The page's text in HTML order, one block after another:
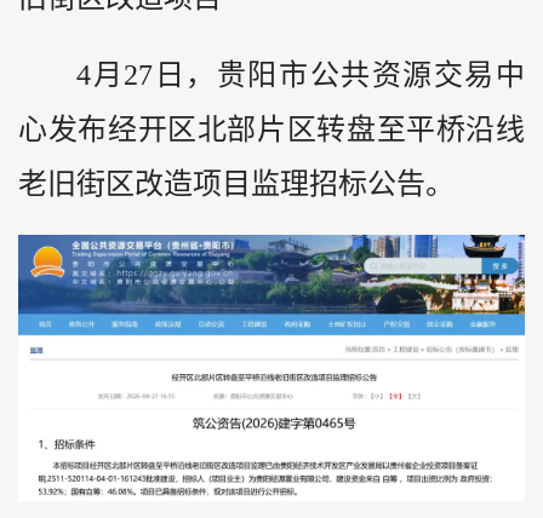
4月27日，贵阳市公共资源交易中
心发布经开区北部片区转盘至平桥沿线
老旧街区改造项目监理招标公告。